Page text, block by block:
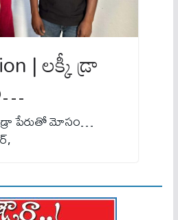
| లక్కీ డ్రా
డ్రా పేరుతో మోసం…